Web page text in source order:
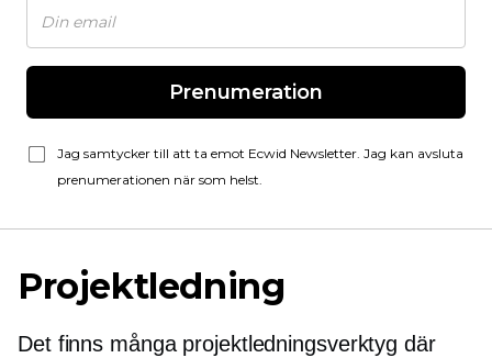
Prenumeration
Jag samtycker till att ta emot Ecwid Newsletter. Jag kan avsluta
prenumerationen när som helst.
Projektledning
Det finns många projektledningsverktyg där